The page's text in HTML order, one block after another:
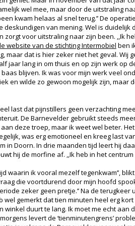
wel mee, maar door de uitstraling
kwam helaas al snel terug.’’ De
deskundigen van mening. Wel is
zorgt voor uitstraling naar zijn been. ,,Ik
website van de stichting Intermobiel ben
maar dat is hier zeker niet het geval. Wij
jaar lang in om thuis en op zijn werk op
blijven. Ik was voor mijn werk veel
en wilde zo gewoon mogelijk zijn, maar
last dat pijnstillers geen verzachting
De Barnevelder gebruikt steeds
deze troep, maar ik weet wel beter.
was erg emotioneel en kreeg last
in Doorn. In drie maanden tijd leert hij
hij de morfine af. ,,Ik heb in het
waarin ik vooral mezelf tegenkwam’’,
die voortdurend door mijn hoofd
zeker geen pretje.’’ Na de
wel gemerkt dat tien minuten heel erg
winkel duurt te lang. Ik moet me echt
morgens levert de ‘tienminutengrens’